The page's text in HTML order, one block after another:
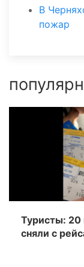
В
пожар
Туристы: 20
сняли с